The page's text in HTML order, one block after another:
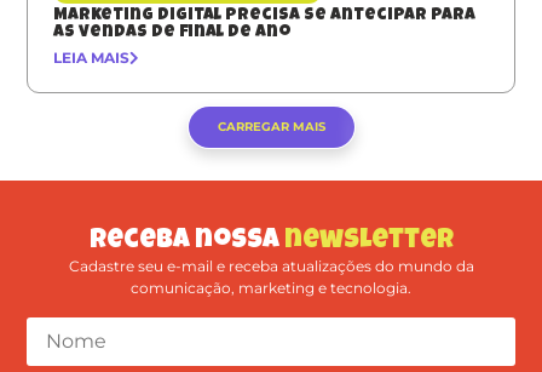
Marketing digital precisa se antecipar para
as vendas de final de ano
LEIA MAIS
CARREGAR MAIS
Receba nossa newsletter
Cadastre seu e-mail e receba atualizações do mundo da
comunicação, marketing e tecnologia.